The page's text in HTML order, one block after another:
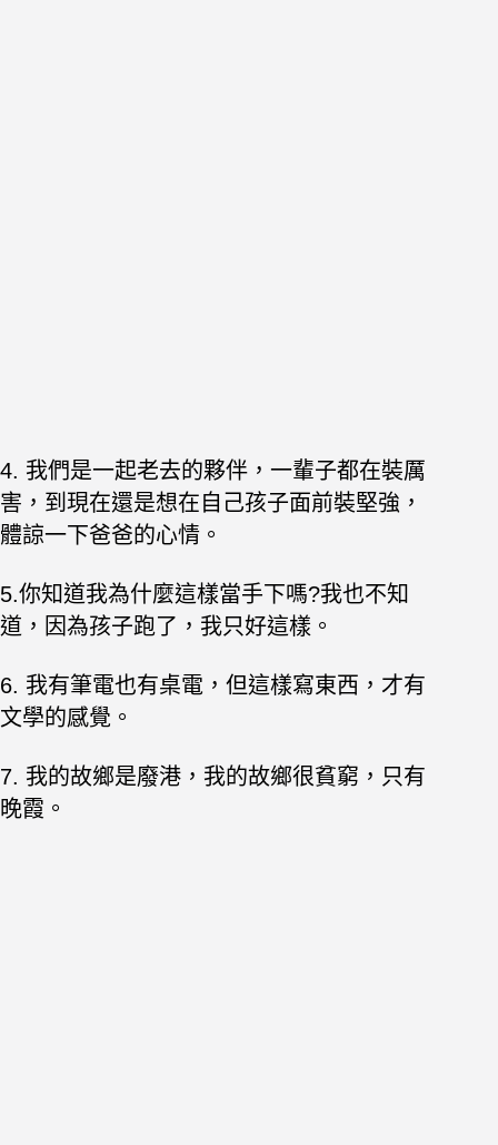
4. 我們是一起老去的夥伴，一輩子都在裝厲
害，到現在還是想在自己孩子面前裝堅強，
體諒一下爸爸的心情。
5.你知道我為什麼這樣當手下嗎?我也不知
道，因為孩子跑了，我只好這樣。
6. 我有筆電也有桌電，但這樣寫東西，才有
文學的感覺。
7. 我的故鄉是廢港，我的故鄉很貧窮，只有
晚霞。